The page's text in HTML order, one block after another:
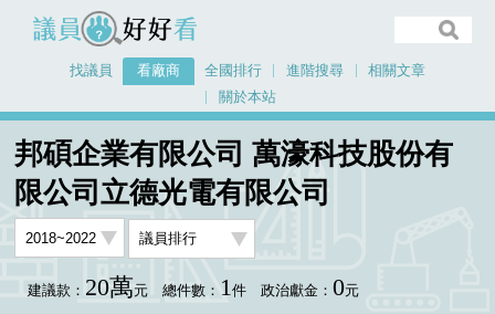
議員好好看
找議員 看廠商 全國排行 進階搜尋
相關文章
關於本站
邦碩企業有限公司 萬濠科技股份有
限公司立德光電有限公司
建議款： 20萬元 總件數： 1件 政治獻金： 0元